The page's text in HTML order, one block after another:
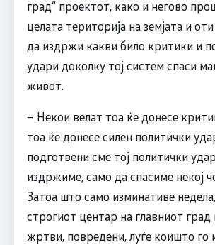
град“ проектот, како и негово
целата територија на земјата и
да издржи какви било критики и
удари доколку тој систем спаси
живот.
– Некои велат тоа ќе донесе
тоа ќе донесе силен политички
подготвени сме тој политички
издржиме, само да спасиме некој
Затоа што само изминативе
строгиот центар на главниот
жртви, повредени, луѓе коишто го